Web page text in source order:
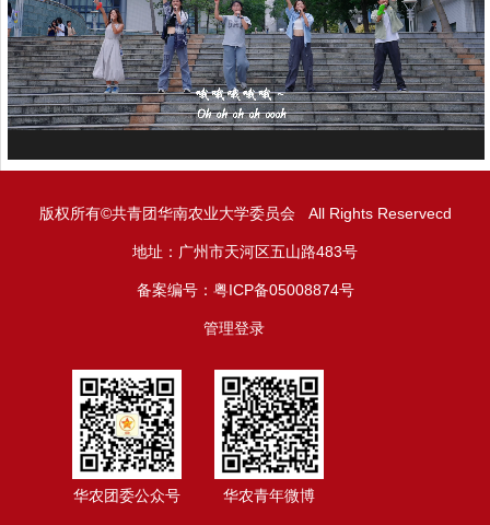
版权所有©共青团华南农业大学委员会 All Rights Reservecd
地址：广州市天河区五山路483号
备案编号：粤ICP备05008874号
管理登录
华农团委公众号 华农青年微博